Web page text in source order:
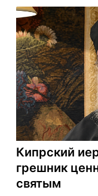
Кипрский
грешник
святым